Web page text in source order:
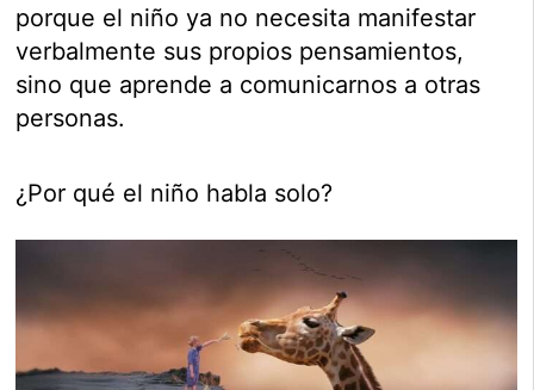
porque el niño ya no necesita manifestar
verbalmente sus propios pensamientos,
sino que aprende a comunicarnos a otras
personas.
¿Por qué el niño habla solo?